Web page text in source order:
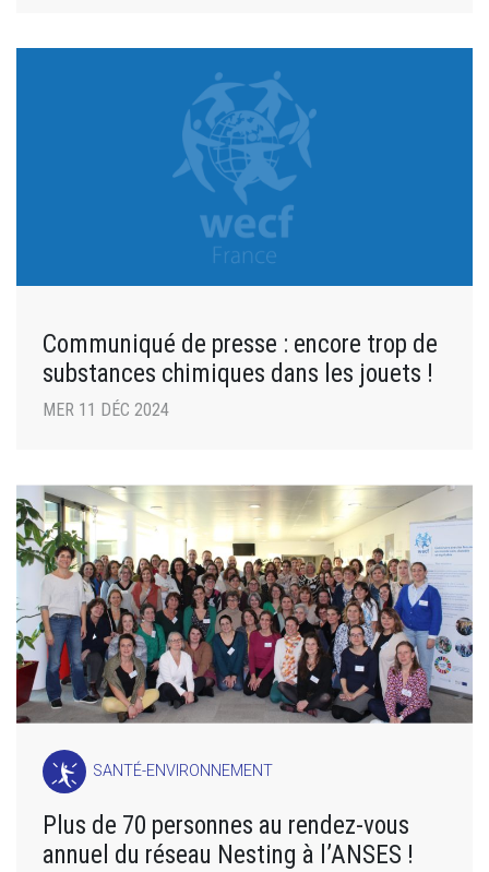
Communiqué de presse : encore trop de
substances chimiques dans les jouets !
MER 11 DÉC 2024
SANTÉ-ENVIRONNEMENT
Plus de 70 personnes au rendez-vous
annuel du réseau Nesting à l’ANSES !